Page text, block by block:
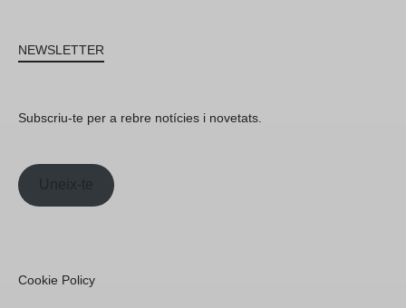
NEWSLETTER
Subscriu-te per a rebre notícies i novetats.
Uneix-te
Cookie Policy